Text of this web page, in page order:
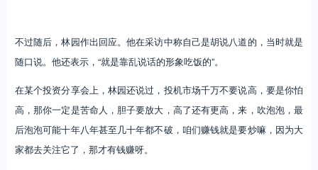
不过随后，林园作出回应。他在采访中称自己是胡说八道的，当时就是
随口说。他还表示，“就是靠乱说话的形象吃饭的”。
在某个投资分享会上，林园还说过，投机市场千万不要说高，要是你怕
高，那你一定是苦命人，胆子要放大，高了还有更高，来，吹泡泡，最
后泡泡可能十年八年甚至几十年都不破，咱们赚钱就是要炒嘛，因为大
家都去关注它了，那才有钱赚呀。